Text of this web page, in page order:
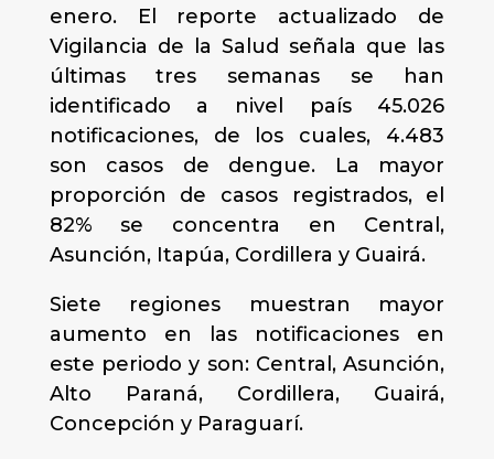
enero. El reporte actualizado de
Vigilancia de la Salud señala que las
últimas tres semanas se han
identificado a nivel país 45.026
notificaciones, de los cuales, 4.483
son casos de dengue. La mayor
proporción de casos registrados, el
82% se concentra en Central,
Asunción, Itapúa, Cordillera y Guairá.
Siete regiones muestran mayor
aumento en las notificaciones en
este periodo y son: Central, Asunción,
Alto Paraná, Cordillera, Guairá,
Concepción y Paraguarí.